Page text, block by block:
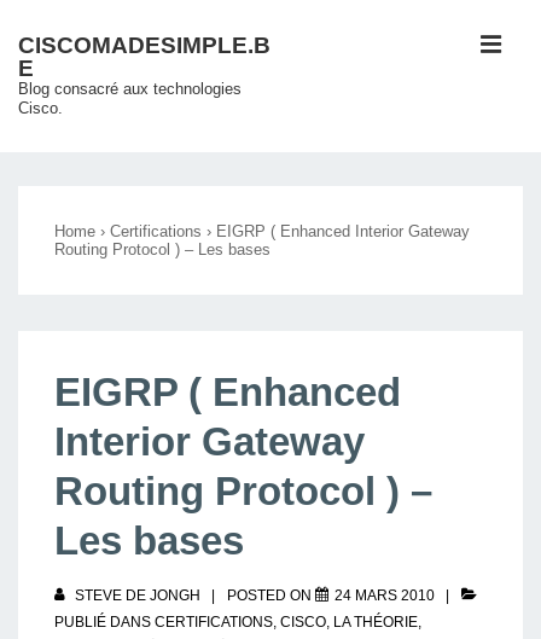
passer
au
contenu
CISCOMADESIMPLE.B
E
Blog consacré aux technologies
Cisco.
Home › Certifications › EIGRP ( Enhanced Interior Gateway
Routing Protocol ) – Les bases
EIGRP ( Enhanced
Interior Gateway
Routing Protocol ) –
Les bases
STEVE DE JONGH POSTED ON
24 MARS 2010
PUBLIÉ DANS CERTIFICATIONS, CISCO, LA THÉORIE,